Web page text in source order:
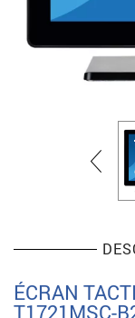
ÉCRAN
T1721MSC-